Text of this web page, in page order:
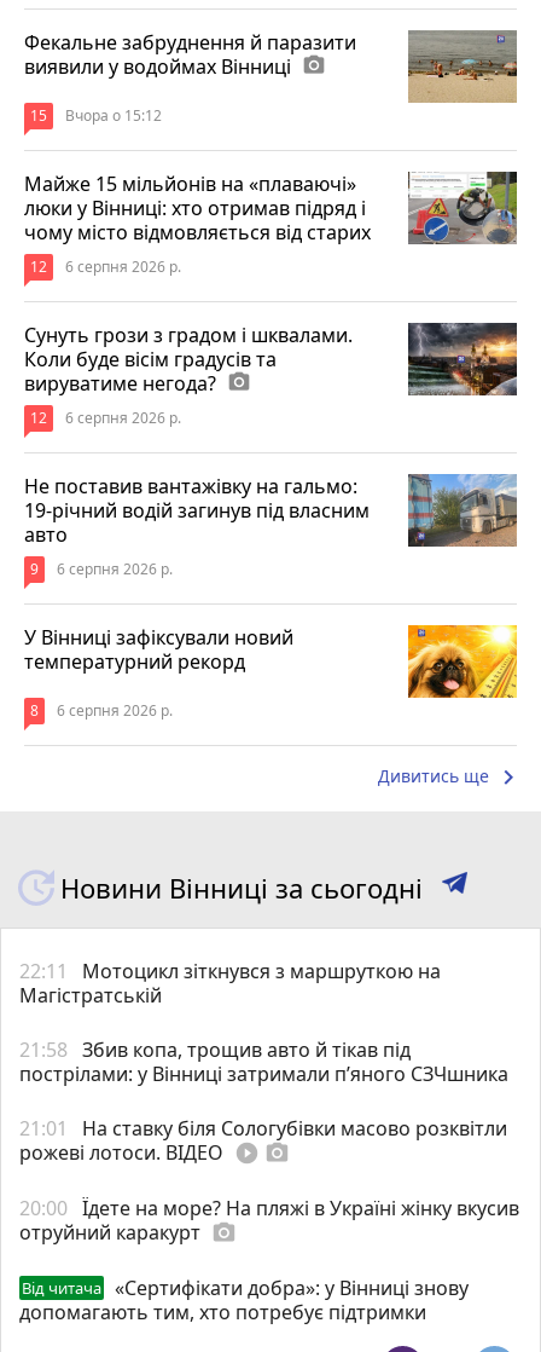
Фекальне забруднення й паразити
виявили у водоймах Вінниці photo_camera
15 Вчора о 15:12
Майже 15 мільйонів на «плаваючі»
люки у Вінниці: хто отримав підряд і
чому місто відмовляється від старих
12 6 серпня 2026 р.
Сунуть грози з градом і шквалами.
Коли буде вісім градусів та
вируватиме негода? photo_camera
12 6 серпня 2026 р.
Не поставив вантажівку на гальмо:
19-річний водій загинув під власним
авто
9 6 серпня 2026 р.
У Вінниці зафіксували новий
температурний рекорд
8 6 серпня 2026 р.
Дивитись ще keyboard_arrow_right
Новини Вінниці за сьогодні
22:11
Мотоцикл зіткнувся з маршруткою на
Магістратській
21:58 Збив копа, трощив авто й тікав під
пострілами: у Вінниці затримали п’яного СЗЧшника
21:01
На ставку біля Сологубівки масово розквітли
рожеві лотоси. ВІДЕО play_circle_filled photo_camera
20:00 Їдете на море? На пляжі в Україні жінку вкусив
отруйний каракурт photo_camera
Від читача
«Сертифікати добра»: у Вінниці знову
допомагають тим, хто потребує підтримки